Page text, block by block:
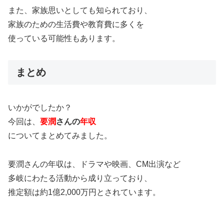
また、家族思いとしても知られており、
家族のための生活費や教育費に多くを
使っている可能性もあります。
まとめ
いかがでしたか？
今回は、 要潤さんの年収
についてまとめてみました。
要潤さんの年収は、ドラマや映画、CM出演など
多岐にわたる活動から成り立っており、
推定額は約1億2,000万円とされています。